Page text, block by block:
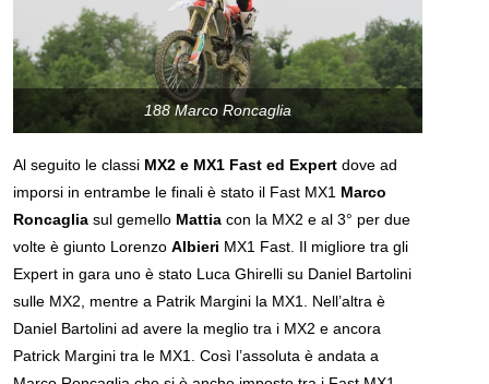
188 Marco Roncaglia
Al seguito le classi MX2 e MX1 Fast ed Expert dove ad
imporsi in entrambe le finali è stato il Fast MX1 Marco
Roncaglia sul gemello Mattia con la MX2 e al 3° per due
volte è giunto LorenzoAlbieri MX1 Fast. Il migliore tra gli
Expert in gara uno è stato Luca Ghirelli su Daniel Bartolini
sulle MX2, mentre a Patrik Margini la MX1. Nell’altra è
Daniel Bartolini ad avere la meglio tra i MX2 e ancora
Patrick Margini tra le MX1. Così l’assoluta è andata a